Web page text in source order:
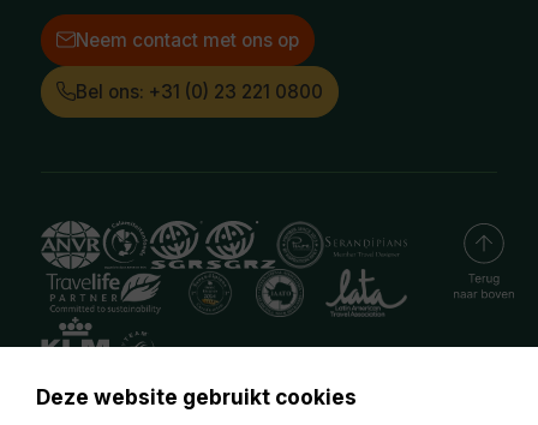
Neem contact met ons op
Bel ons: +31 (0) 23 221 0800
Deze website gebruikt cookies